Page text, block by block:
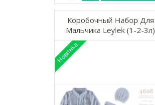
Коробочный Набор Для
Мальчика Leylek (1-2-3л)